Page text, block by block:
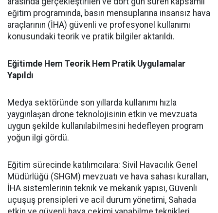
eğitim programında, basın mensuplarına insansız hava
araçlarının (İHA) güvenli ve profesyonel kullanımı
konusundaki teorik ve pratik bilgiler aktarıldı.
Eğitimde Hem Teorik Hem Pratik Uygulamalar
Yapıldı
Medya sektöründe son yıllarda kullanımı hızla
yaygınlaşan drone teknolojisinin etkin ve mevzuata
uygun şekilde kullanılabilmesini hedefleyen program
yoğun ilgi gördü.
Eğitim sürecinde katılımcılara: Sivil Havacılık Genel
Müdürlüğü (SHGM) mevzuatı ve hava sahası kuralları,
İHA sistemlerinin teknik ve mekanik yapısı, Güvenli
uçuşuş prensipleri ve acil durum yönetimi, Sahada